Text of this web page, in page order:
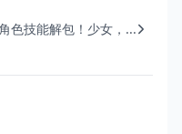
色技能解包！少女，...